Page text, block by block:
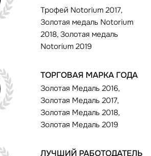
Трофей Notorium 2017,
Золотая медаль Notorium
2018, Золотая медаль
Notorium 2019
ТОРГОВАЯ МАРКА ГОДА
Золотая Медаль 2016,
Золотая Медаль 2017,
Золотая Медаль 2018,
Золотая Медаль 2019
ЛУЧШИЙ РАБОТОДАТЕЛЬ